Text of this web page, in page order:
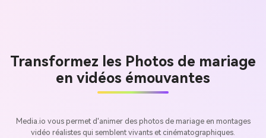
Transformez les Photos de mariage
en vidéos émouvantes
Media.io vous permet d'animer des photos de mariage en montages
vidéo réalistes qui semblent vivants et cinématographiques.